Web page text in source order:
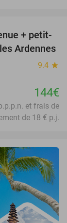
+ petit-
Ardennes
9.4 star
144€
et frais de
de 18 € p.j.